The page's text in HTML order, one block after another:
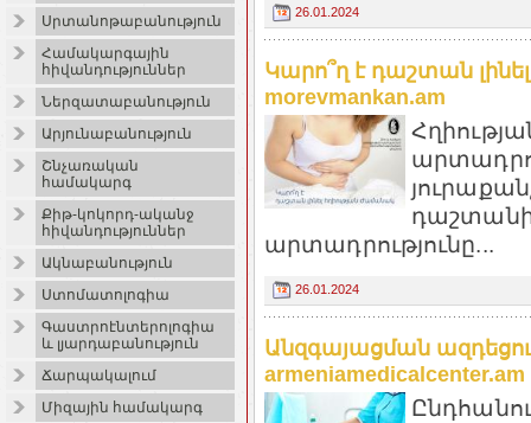
Սրտանոթաբանություն
Համակարգային
հիվանդություններ
Ներզատաբանություն
Արյունաբանություն
Շնչառական
համակարգ
Քիթ-կոկորդ-ականջ
հիվանդություններ
Ակնաբանություն
Ստոմատոլոգիա
Գաստրոէնտերոլոգիա
և լյարդաբանություն
Ճարպակալում
Միզային համակարգ
26.01.2024
Կարո՞ղ է դաշտան
morevmankan.am
արտադրությունը...
26.01.2024
Անզգայացման
armeniamedicalcenter.am